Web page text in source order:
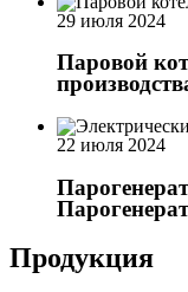
29 июля 2024
Паровой
22 июля 2024
Продукция